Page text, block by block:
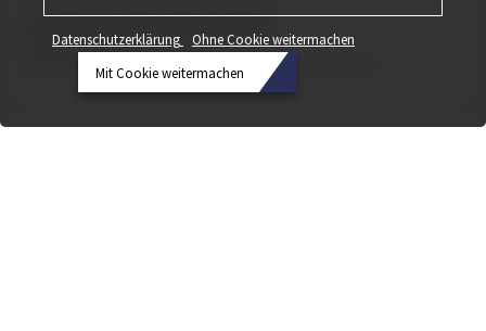
Das war die Bau 2025
Februar 24, 2025
Erneut stellt Cobiax seine Produktlinie CLS in den Vordergrund.
Datenschutzerklärung
Ohne Cookie weitermachen
Mit Cookie weitermachen